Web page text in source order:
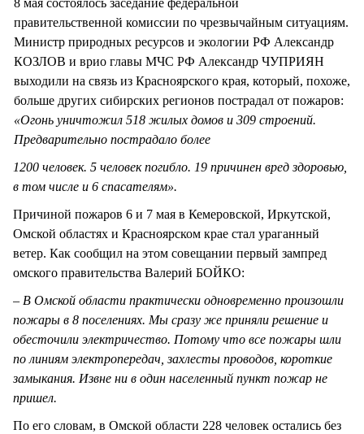
правительственной комиссии по чрезвычайным ситуациям.
Министр природных ресурсов и экологии РФ Александр
КОЗЛОВ и врио главы МЧС РФ Александр ЧУПРИЯН
выходили на связь из Красноярского края, который, похоже,
больше других сибирских регионов пострадал от пожаров:
«Огонь уничтожил 518 жилых домов и 309 строений.
Предварительно пострадало более
1200 человек. 5 человек погибло. 19 причинен вред здоровью,
в том числе и 6 спасателям».
Причиной пожаров 6 и 7 мая в Кемеровской, Иркутской,
Омской областях и Красноярском крае стал ураганный
ветер. Как сообщил на этом совещании первый зампред
омского правительства Валерий БОЙКО:
– В Омской области практически одновременно произошли
пожары в 8 поселениях. Мы сразу же приняли решение и
обесточили электричество. Потому что все пожары шли
по линиям электропередач, захлесты проводов, короткие
замыкания. Извне ни в один населенный пункт пожар не
пришел.
По его словам, в Омской области 228 человек остались без